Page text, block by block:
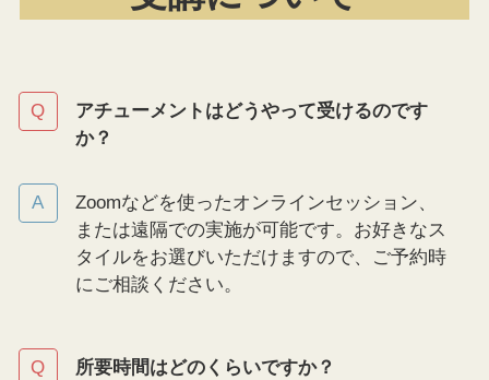
アチューメントはどうやって受けるのです
か？
Zoomなどを使ったオンラインセッション、
または遠隔での実施が可能です。お好きなス
タイルをお選びいただけますので、ご予約時
にご相談ください。
所要時間はどのくらいですか？